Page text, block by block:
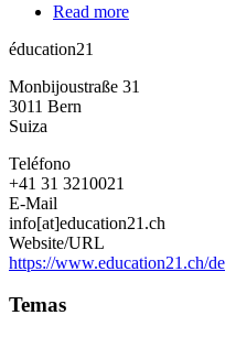
Read more
éducation21
Monbijoustraße 31
3011 Bern
Suiza
Teléfono
+41 31 3210021
E-Mail
info[at]education21.ch
Website/URL
https://www.education21.ch/de
Temas